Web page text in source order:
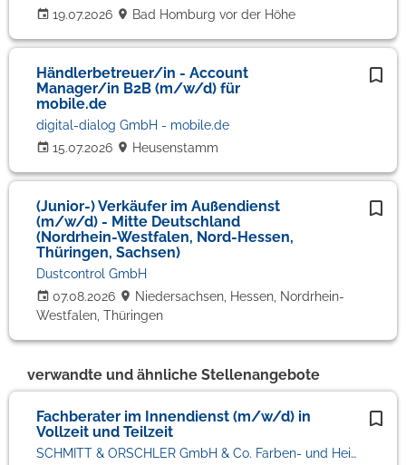
19.07.2026
Bad Homburg vor der Höhe
Händlerbetreuer/in - Account
Manager/in B2B (m/w/d) für
mobile.de
15.07.2026
digital-dialog GmbH - mobile.de
Heusenstamm
(Junior-) Verkäufer im Außendienst
(m/w/d) - Mitte Deutschland
(Nordrhein-Westfalen, Nord-Hessen,
Thüringen, Sachsen)
07.08.2026
Dustcontrol GmbH
Niedersachsen, Hessen, Nordrhein-
Westfalen, Thüringen
verwandte und ähnliche Stellenangebote
Fachberater im Innendienst (m/w/d) in
Vollzeit und Teilzeit
SCHMITT & ORSCHLER GmbH & Co. Farben- und Heimtex KG